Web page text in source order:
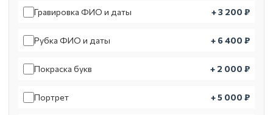
Гравировка ФИО и даты + 3 200 ₽
Рубка ФИО и даты + 6 400 ₽
Покраска букв + 2 000 ₽
Портрет + 5 000 ₽